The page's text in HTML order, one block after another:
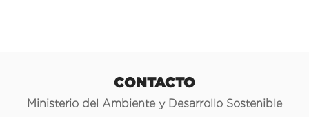
CONTACTO
Ministerio del Ambiente y Desarrollo Sostenible